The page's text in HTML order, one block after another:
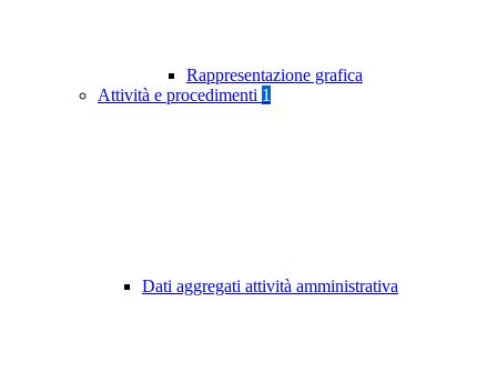
Rappresentazione grafica
Attività e procedimenti 1
Dati aggregati attività amministrativa